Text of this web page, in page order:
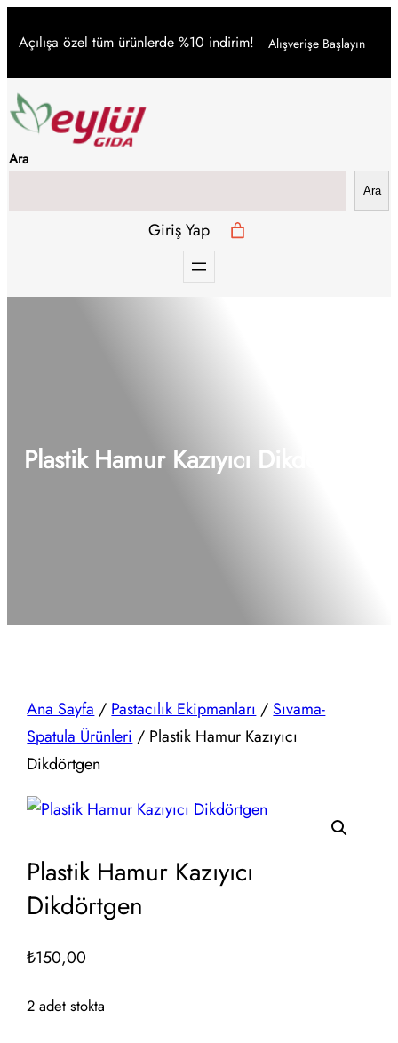
geç
Açılışa özel tüm ürünlerde %10 indirim! Alışverişe Başlayın
Ara
Ara
Giriş Yap
Plastik Hamur Kazıyıcı Dikdörtgen
Ana Sayfa/Pastacılık Ekipmanları/Sıvama-
Spatula Ürünleri/ Plastik Hamur Kazıyıcı
Dikdörtgen
Plastik Hamur Kazıyıcı
Dikdörtgen
₺150,00
2 adet stokta